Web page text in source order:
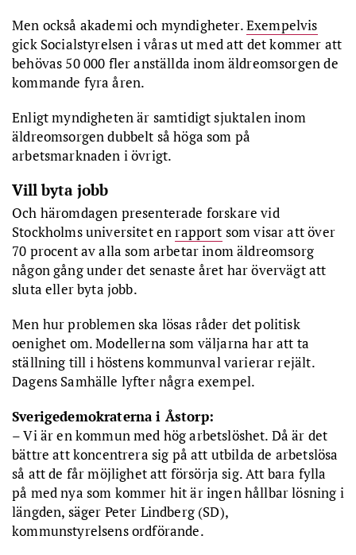
Men också akademi och myndigheter.Exempelvis
gick Socialstyrelsen i våras ut med att det kommer att
behövas 50 000 fler anställda inom äldreomsorgen de
kommande fyra åren.
Enligt myndigheten är samtidigt sjuktalen inom
äldreomsorgen dubbelt så höga som på
arbetsmarknaden i övrigt.
Vill byta jobb
Och häromdagen presenterade forskare vid
Stockholms universitet enrapport som visar att över
70 procent av alla som arbetar inom äldreomsorg
någon gång under det senaste året har övervägt att
sluta eller byta jobb.
Men hur problemen ska lösas råder det politisk
oenighet om. Modellerna som väljarna har att ta
ställning till i höstens kommunval varierar rejält.
Dagens Samhälle lyfter några exempel.
Sverigedemokraterna i Åstorp:
– Vi är en kommun med hög arbetslöshet. Då är det
bättre att koncentrera sig på att utbilda de arbetslösa
så att de får möjlighet att försörja sig. Att bara fylla
på med nya som kommer hit är ingen hållbar lösning i
längden, säger Peter Lindberg (SD),
kommunstyrelsens ordförande.